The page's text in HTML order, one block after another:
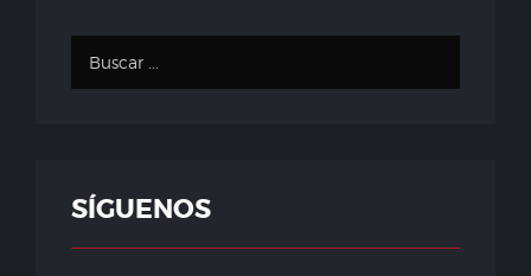
SÍGUENOS